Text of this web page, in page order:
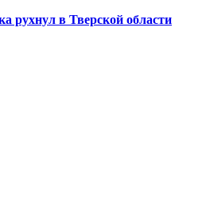
рухнул в Тверской области